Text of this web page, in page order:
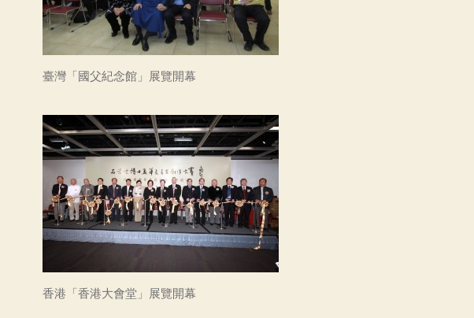
臺灣「國父紀念館」展覽開幕
香港「香港大會堂」展覽開幕